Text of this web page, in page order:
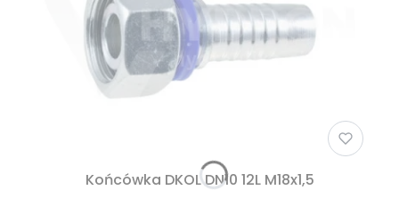
Końcówka DKOL DN10 12L M18x1,5